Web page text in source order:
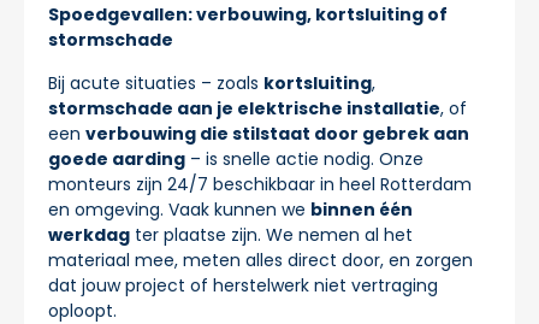
Spoedgevallen: verbouwing, kortsluiting of
stormschade
Bij acute situaties – zoals kortsluiting,
stormschade aan je elektrische installatie, of
een verbouwing die stilstaat door gebrek aan
goede aarding – is snelle actie nodig. Onze
monteurs zijn 24/7 beschikbaar in heel Rotterdam
en omgeving. Vaak kunnen we binnen één
werkdag ter plaatse zijn. We nemen al het
materiaal mee, meten alles direct door, en zorgen
dat jouw project of herstelwerk niet vertraging
oploopt.